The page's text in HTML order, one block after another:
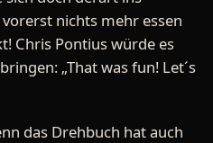
nichts mehr essen
Chris Pontius würde es
„That was fun! Let´s
das Drehbuch hat auch